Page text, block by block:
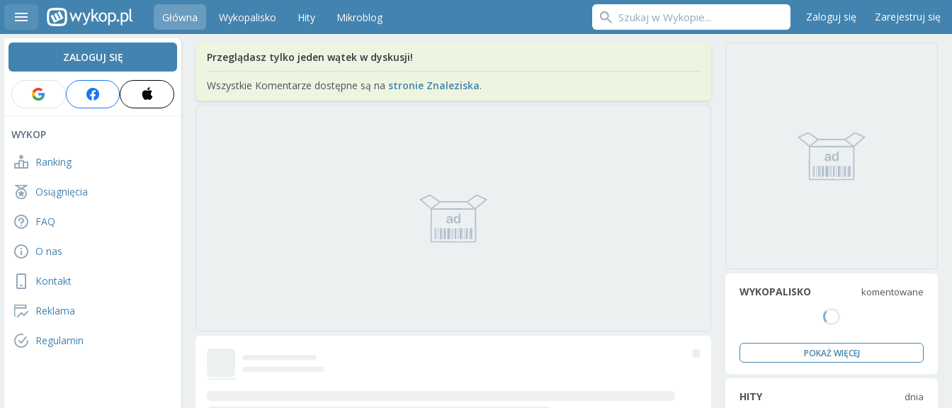
Główna Wykopalisko Hity Mikroblog Zaloguj się Zarejestruj się
ZALOGUJ SIĘ
WYKOP
Ranking
Osiągnięcia
FAQ
O nas
Kontakt
Reklama
Regulamin
Przeglądasz tylko jeden wątek w dyskusji!
Wszystkie Komentarze dostępne są na stronie Znaleziska.
WYKOPALISKO komentowane
POKAŻ WIĘCEJ
HITY dnia